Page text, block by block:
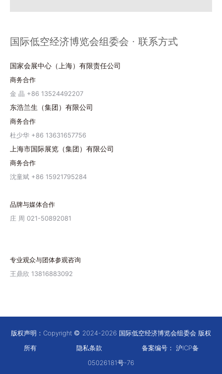
国际低空经济博览会组委会 · 联系方式
国家会展中心（上海）有限责任公司
商务合作
金 晶 +86 13524492207
东浩兰生（集团）有限公司
商务合作
杜少华 +86 13631657756
上海市国际展览（集团）有限公司
商务合作
沈童斌 +86 15921795284
品牌与媒体合作
庄 周 021-50892081
专业观众与团体参观咨询
王鼎欣 13816883092
版权声明：Copyright
2024-2026 国际低空经济博览会组委会 版权
所有
隐私条款 备案编号： 沪ICP备
05026181号-76